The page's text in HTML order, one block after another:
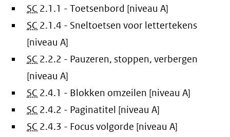
SC 2.1.1 - Toetsenbord [niveau A]
SC 2.1.4 - Sneltoetsen voor lettertekens
[niveau A]
SC 2.2.2 - Pauzeren, stoppen, verbergen
[niveau A]
SC 2.4.1 - Blokken omzeilen [niveau A]
SC 2.4.2 - Paginatitel [niveau A]
SC 2.4.3 - Focus volgorde [niveau A]